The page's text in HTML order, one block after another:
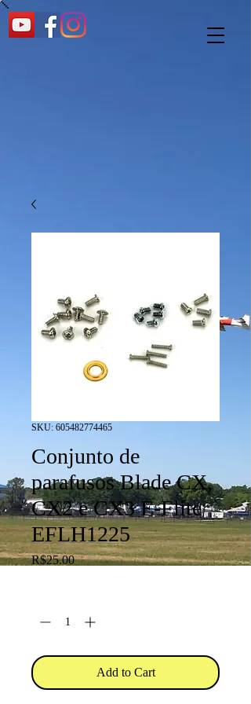
SKU: 605482774465
Conjunto de
parafusos Blade CX,
CX2 e CX3 E-Flite
EFLH1225
R$25.00Price
Add to Cart